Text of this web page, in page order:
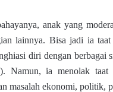
anak yang
lainnya. Bisa jadi ia
diri dengan
Namun, ia menolak taat
masalah ekonomi, politik,